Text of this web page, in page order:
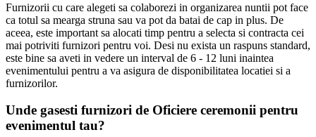
Furnizorii cu care alegeti sa colaborezi in organizarea nuntii pot face
ca totul sa mearga struna sau va pot da batai de cap in plus. De
aceea, este important sa alocati timp pentru a selecta si contracta cei
mai potriviti furnizori pentru voi. Desi nu exista un raspuns standard,
este bine sa aveti in vedere un interval de 6 - 12 luni inaintea
evenimentului pentru a va asigura de disponibilitatea locatiei si a
furnizorilor.
Unde gasesti furnizori de Oficiere ceremonii pentru
evenimentul tau?